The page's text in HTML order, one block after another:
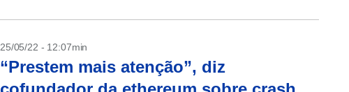
25/05/22 - 12:07min
“Prestem mais atenção”, diz